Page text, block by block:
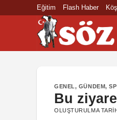
Eğitim Flash Haber
GENEL, GÜNDEM,
Bu
OLUŞTURULMA